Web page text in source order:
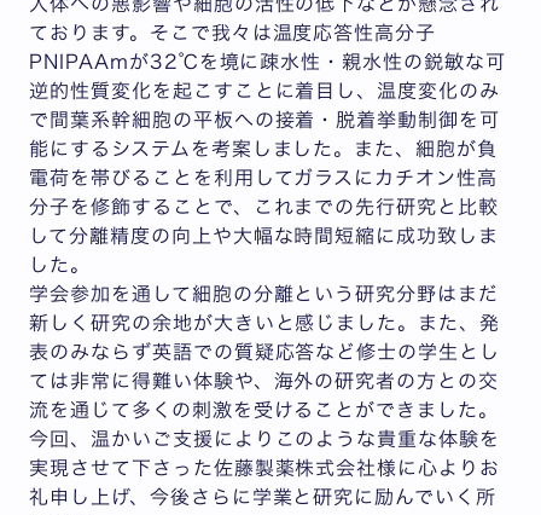
ております。そこで我々は温度応答性高分子
PNIPAAmが32℃を境に疎水性・親水性の鋭敏な可
逆的性質変化を起こすことに着目し、温度変化のみ
で間葉系幹細胞の平板への接着・脱着挙動制御を可
能にするシステムを考案しました。また、細胞が負
電荷を帯びることを利用してガラスにカチオン性高
分子を修飾することで、これまでの先行研究と比較
して分離精度の向上や大幅な時間短縮に成功致しま
した。
学会参加を通して細胞の分離という研究分野はまだ
新しく研究の余地が大きいと感じました。また、発
表のみならず英語での質疑応答など修士の学生とし
ては非常に得難い体験や、海外の研究者の方との交
流を通じて多くの刺激を受けることができました。
今回、温かいご支援によりこのような貴重な体験を
実現させて下さった佐藤製薬株式会社様に心よりお
礼申し上げ、今後さらに学業と研究に励んでいく所